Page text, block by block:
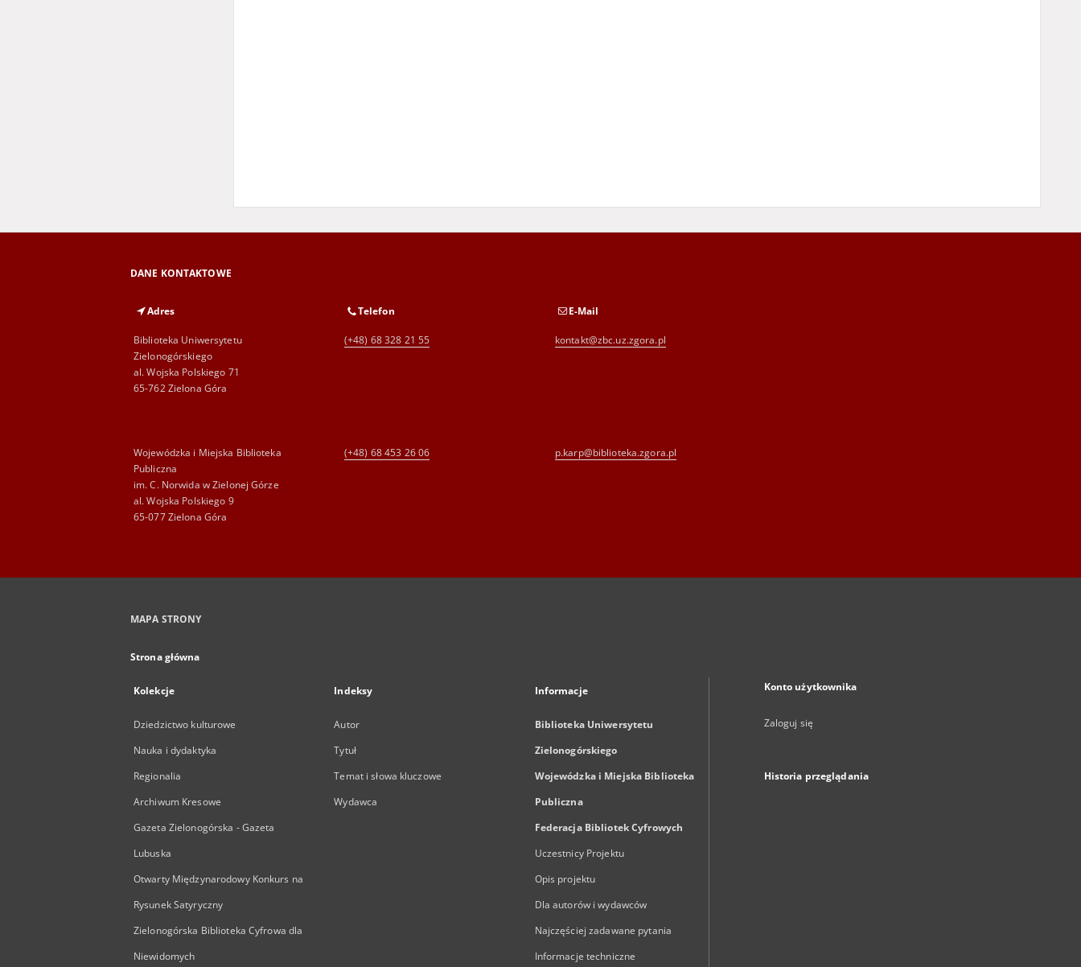
DANE KONTAKTOWE
Adres
Biblioteka Uniwersytetu
Zielonogórskiego
al. Wojska Polskiego 71
65-762 Zielona Góra
Telefon
(+48) 68 328 21 55
E-Mail
kontakt@zbc.uz.zgora.pl
Wojewódzka i Miejska Biblioteka
Publiczna
im. C. Norwida w Zielonej Górze
al. Wojska Polskiego 9
65-077 Zielona Góra
(+48) 68 453 26 06 p.karp@biblioteka.zgora.pl
MAPA STRONY
Strona główna
Kolekcje
Dziedzictwo kulturowe
Nauka i dydaktyka
Regionalia
Archiwum Kresowe
Gazeta Zielonogórska - Gazeta
Lubuska
Otwarty Międzynarodowy Konkurs na
Rysunek Satyryczny
Zielonogórska Biblioteka Cyfrowa dla
Niewidomych
Indeksy
Autor
Tytuł
Temat i słowa kluczowe
Wydawca
Informacje
Biblioteka Uniwersytetu
Zielonogórskiego
Wojewódzka i Miejska Biblioteka
Publiczna
Federacja Bibliotek Cyfrowych
Uczestnicy Projektu
Opis projektu
Dla autorów i wydawców
Najczęściej zadawane pytania
Informacje techniczne
Konto użytkownika
Zaloguj się
Historia przeglądania